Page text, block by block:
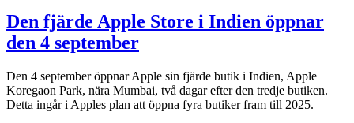
Den fjärde Apple Store i Indien öppnar
den 4 september
Den 4 september öppnar Apple sin fjärde butik i Indien, Apple
Koregaon Park, nära Mumbai, två dagar efter den tredje butiken.
Detta ingår i Apples plan att öppna fyra butiker fram till 2025.